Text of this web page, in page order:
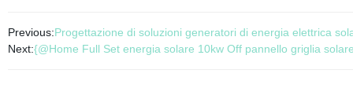
Previous:Progettazione di soluzioni generatori di energia elettrica
Next:{@Home Full Set energia solare 10kw Off pannello griglia